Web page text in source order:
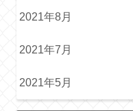
2021年8月
2021年7月
2021年5月